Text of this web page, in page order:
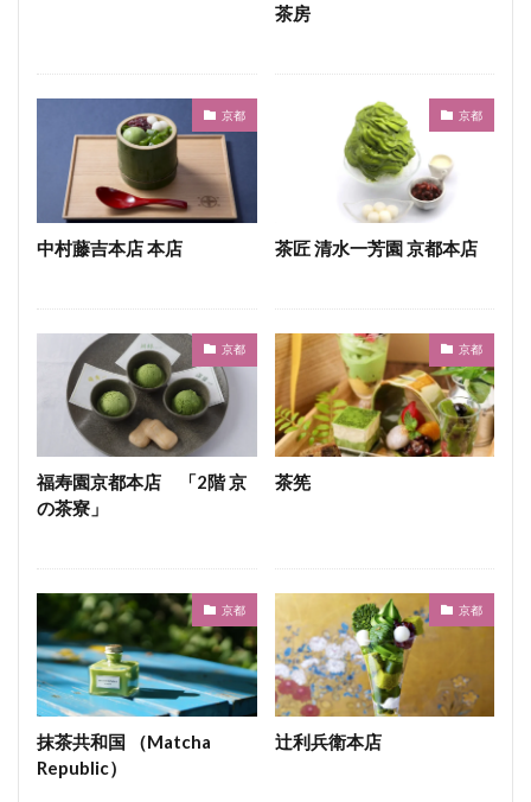
茶房
京都
中村藤吉本店 本店
京都
茶匠 清水一芳園 京都本店
京都
福寿園京都本店 「2階 京
の茶寮」
京都
茶筅
京都
抹茶共和国 （Matcha
Republic）
京都
辻利兵衛本店
検索